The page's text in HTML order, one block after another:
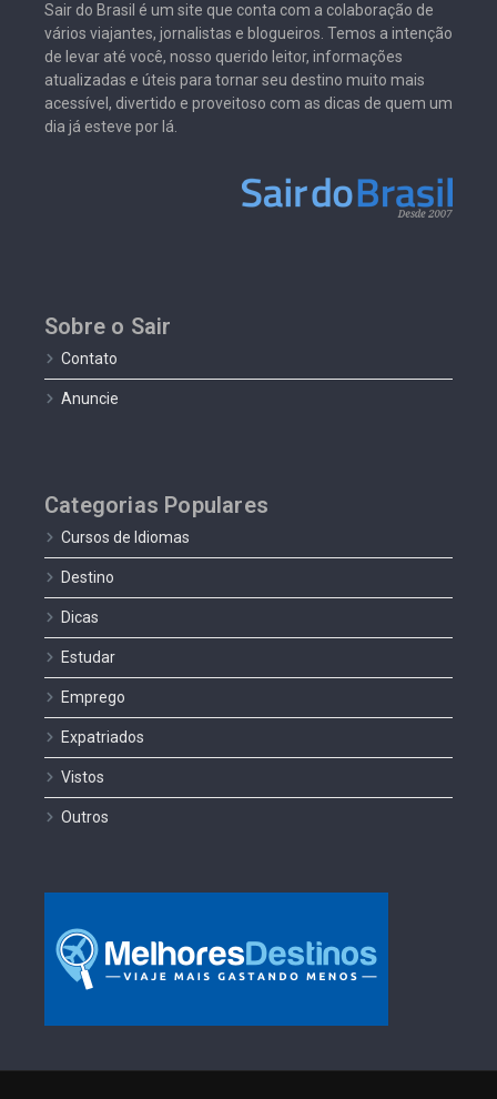
Sair do Brasil é um site que conta com a colaboração de
vários viajantes, jornalistas e blogueiros. Temos a intenção
de levar até você, nosso querido leitor, informações
atualizadas e úteis para tornar seu destino muito mais
acessível, divertido e proveitoso com as dicas de quem um
dia já esteve por lá.
Sobre o Sair
Contato
Anuncie
Categorias Populares
Cursos de Idiomas
Destino
Dicas
Estudar
Emprego
Expatriados
Vistos
Outros